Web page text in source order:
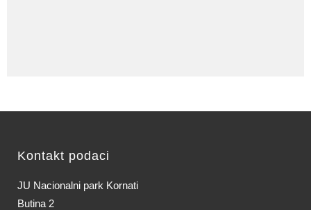
Kontakt podaci
JU Nacionalni park Kornati
Butina 2